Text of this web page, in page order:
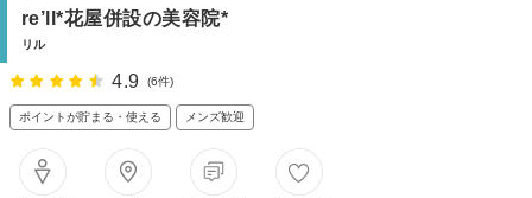
re’ll*花屋併設の美容院*
リル
4.9 (6件)
ポイントが貯まる・使える メンズ歓迎